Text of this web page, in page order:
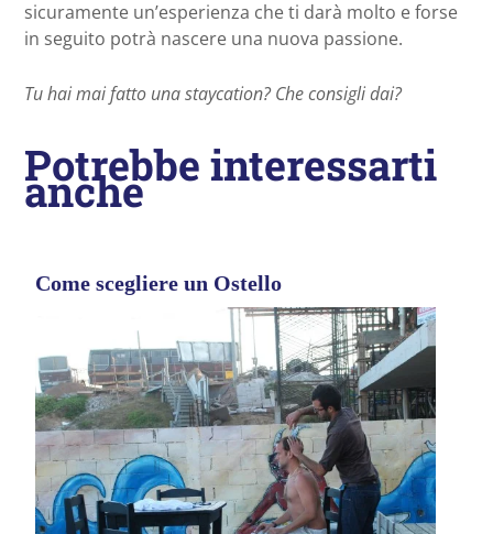
sicuramente un’esperienza che ti darà molto e forse
in seguito potrà nascere una nuova passione.
Tu hai mai fatto una staycation? Che consigli dai?
Potrebbe interessarti
anche
Come scegliere un Ostello